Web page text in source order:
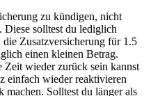
zu kündigen, nicht
Diese solltest du lediglich
Zusatzversicherung für 1.5
einen kleinen Betrag.
Zeit wieder zurück sein kannst
einfach wieder reaktivieren
machen. Solltest du länger als